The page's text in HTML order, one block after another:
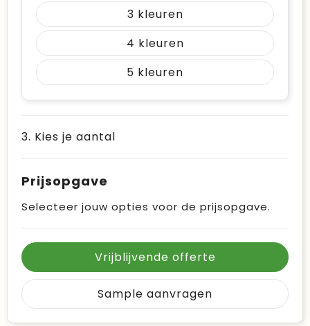
3
4
5
3. Kies je aantal
Prijsopgave
Selecteer jouw opties voor de prijsopgave.
Vrijblijvende offerte
Sample aanvragen